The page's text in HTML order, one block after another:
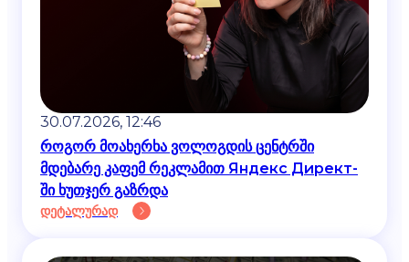
30.07.2026, 12:46
როგორ მოახერხა ვოლოგდის ცენტრში
მდებარე კაფემ რეკლამით Яндекс Директ-
ში ხუთჯერ გაზრდა
დეტალურად